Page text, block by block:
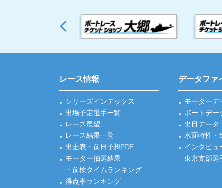
レース情報
シリーズインデックス
出場予定選手一覧
レース展望
レース結果一覧
出走表・前日予想PDF
モーター抽選結果
・前検タイムランキング
得点率ランキング
データファ
モーターデ
ボートデー
出目データ
水面特性・
インタビュ
東京支部選